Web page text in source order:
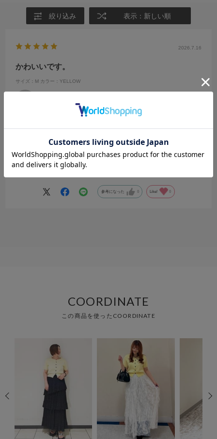
絞り込み 表示：新しい順
2026.7.16
かわいいです。
サイズ：M カラー：YELLOW
20代
ふつう 靴のサイズ:～23cm
私の求めていた丈感でした。
なかなか短すぎず、長すぎずなニット系トップスは少なくて、、
色味もとても可愛く、ボタンのところのデザインが少しうねうねして
参考になった 0 Like! 0
COORDINATE
この商品を使ったCOORDINATE